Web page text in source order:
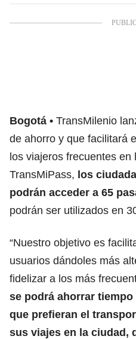
Bogotá
TransMilenio
de ahorro y que facilitará
los viajeros frecuentes en
TransMiPass, los
podrán acceder a 65
podrán ser utilizados en
“Nuestro objetivo es
usuarios dándoles más
fidelizar a los más
se podrá ahorrar
que prefieran el
sus viajes en la ciudad,